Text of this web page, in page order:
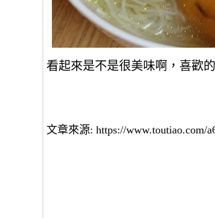
看起來是不是很美味啊，喜歡
文章來源: https://www.toutiao.com/